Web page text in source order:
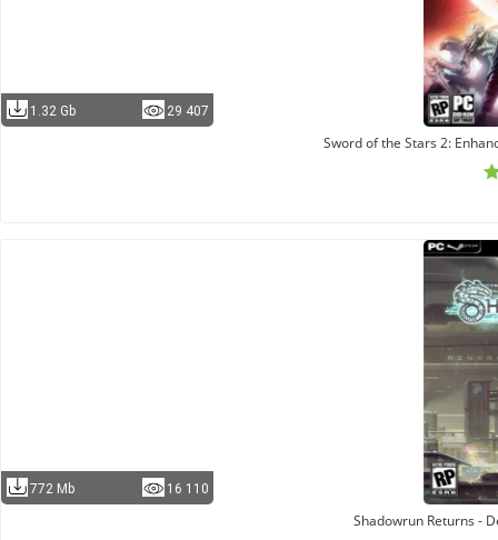
1.32 Gb 29 407
Sword of the Stars 2:
772 Mb 16 110
Shadowrun Returns -